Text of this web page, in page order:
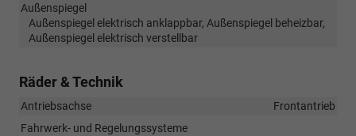
Außenspiegel
Außenspiegel elektrisch anklappbar, Außenspiegel beheizbar,
Außenspiegel elektrisch verstellbar
Räder & Technik
Antriebsachse
Frontantrieb
Fahrwerk- und Regelungssysteme